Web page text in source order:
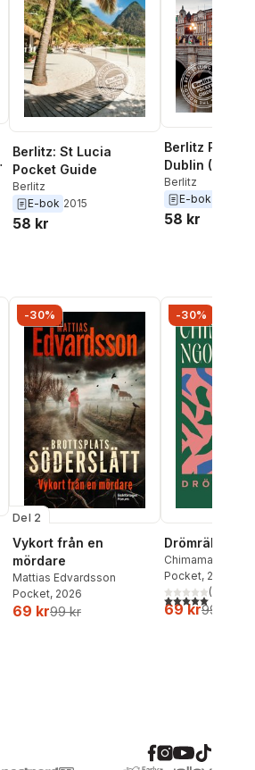
Berlitz: St Lucia
Pocket Guide
Berlitz
E-bok 2015
58 kr
Berlitz Pocket
Dublin
eBook)
Berlitz
E-bok
58 kr
-30%
Del 2
Vykort från en
mördare
Mattias Edvardsson
Pocket, 2026
69 kr99 kr
-30%
Drömräkning
Chimamanda
Pocket, 2026
5,0utav 5(
69 kr99 kr